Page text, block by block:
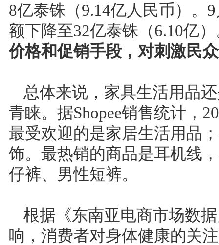
8亿泰铢（9.14亿人民币）。
额下降至32亿泰铢（6.10亿
价格和促销手段，对刺激民
总体来说，家具生活用品
青睐。据Shopee销售统计，
最受欢迎的是家居生活用品；
饰。最热销的商品是耳机线
仔裤、男性短裤。
根据《东南亚电商市场数
响，消费者对身体健康的关